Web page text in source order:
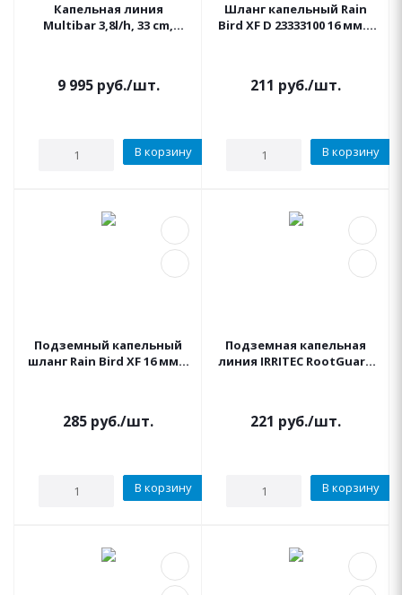
Капельная линия
Multibar 3,8l/h, 33 cm,
9 995руб./шт.
В корзину
Шланг капельный Rain
Bird XF D 23333100 16 мм. -
211 руб./шт.
В корзину
Подземный капельный
шланг Rain Bird XF 16 мм. -
285 руб./шт.
В корзину
Подземная капельная
линия IRRITEC RootGuard
221 руб./шт.
В корзину